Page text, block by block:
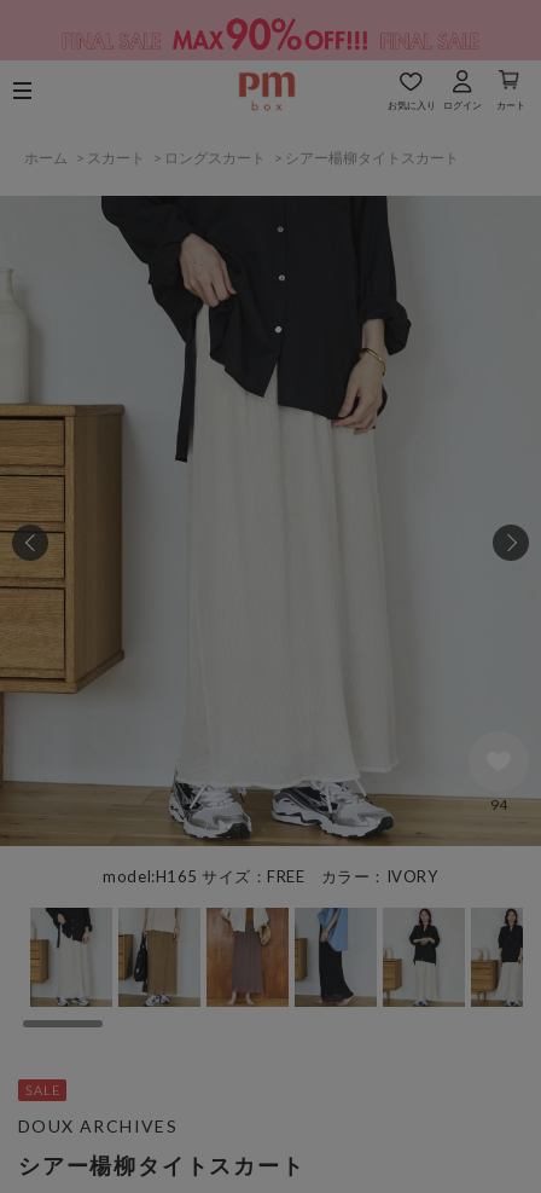
お気に入り ログイン カート
ホーム > スカート > ロングスカート > シアー楊柳タイトスカート
model:H165 サイズ：FREE カラー：IVORY
94
シアー楊柳タイトスカート
DOUX ARCHIVES